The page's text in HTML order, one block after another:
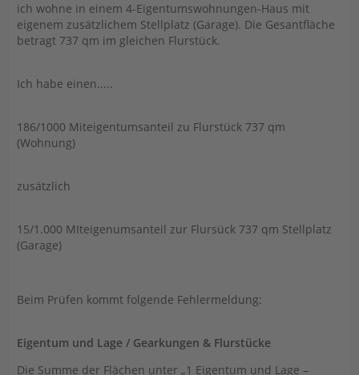
ich wohne in einem 4-Eigentumswohnungen-Haus mit
eigenem zusätzlichem Stellplatz (Garage). Die Gesantfläche
betragt 737 qm im gleichen Flurstück.
Ich habe einen.....
186/1000 Miteigentumsanteil zu Flurstück 737 qm
(Wohnung)
zusätzlich
15/1.000 MIteigenumsanteil zur Flursück 737 qm Stellplatz
(Garage)
Beim Prüfen kommt folgende Fehlermeldung:
Eigentum und Lage / Gearkungen & Flurstücke
Die Summe der Flächen unter „1 Eigentum und Lage –